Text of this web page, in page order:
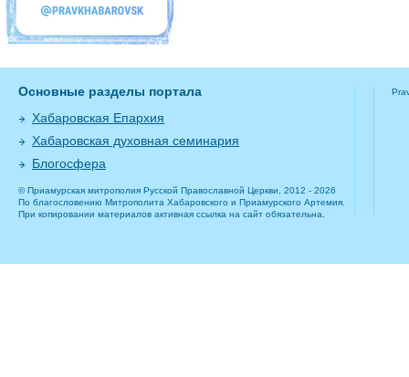
Основные разделы портала
Хабаровская Епархия
Хабаровская духовная семинария
Блогосфера
© Приамурская митрополия Русской Православной Церкви, 2012 - 2026
По благословению Митрополита Хабаровского и Приамурского Артемия.
При копировании материалов активная ссылка на сайт обязательна.